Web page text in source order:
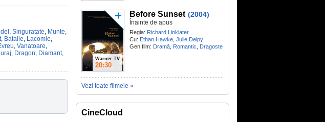
, Singuratate, Munte,
, Batalie, Lacomie,
, Vanatoare,
, Dragon, Diamant,
Warner TV
20:30
Before Sunset (2004)
Înainte de apus
Regia: Richard Linklater
Cu: Ethan Hawke Julie Delpy
Gen film: Dramă Romantic Dragoste
Vezi toate filmele »
CineCloud